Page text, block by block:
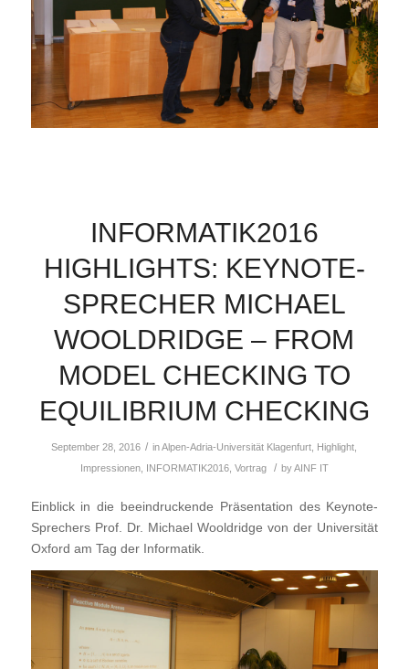
INFORMATIK2016
HIGHLIGHTS: KEYNOTE-
SPRECHER MICHAEL
WOOLDRIDGE – FROM
MODEL CHECKING TO
EQUILIBRIUM CHECKING
September 28, 2016 / inAlpen-Adria-Universität Klagenfurt Highlight
Impressionen, INFORMATIK2016, Vortrag / byAINF IT
Einblick in die beeindruckende Präsentation des Keynote-
Sprechers Prof. Dr. Michael Wooldridge von der Universität
Oxford am Tag der Informatik.